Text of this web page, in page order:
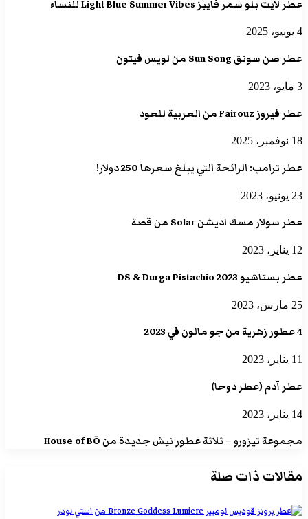
عطر لايت بلو سمر فايبز Light Blue Summer Vibes للنساء
4 يونيو، 2025
عطر صن سونق Sun Song من لويس فيتون
3 مايو، 2023
عطر فيروز Fairouz من العربية للعود
18 نوفمبر، 2025
عطر ترامب: الرائحة التي يبلغ سعرها 250 دولار!
23 يونيو، 2023
عطر سولار مسك اديشن Solar من قصة
12 يناير، 2023
عطر بستاشيو 2023 DS & Durga Pistachio
25 مارس، 2023
4 عطور زهرية من جو مالون في 2023
11 يناير، 2023
عطر آدم (عطر دوحا)
14 يناير، 2023
مجموعة تيزورو – ثلاثة عطور نيش جديدة من House of BŌ
مقالات ذات صلة